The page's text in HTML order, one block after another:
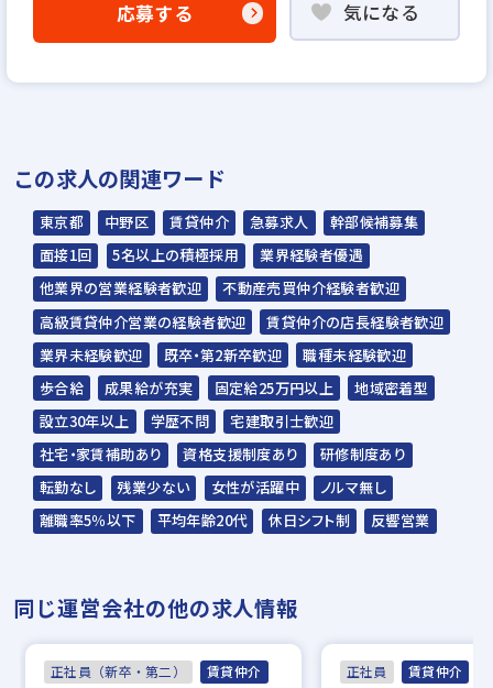
※ご応募から内定までの期間は、2週間～1ヶ
月を予定しています
野球部 テニス部 忘年表彰式
応募する 気になる
この求人の関連ワード
東京都 中野区 賃貸仲介 急募求人
幹部候補募集
面接1回
5名以上の積極採用
業界経験者優遇
他業界の営業経験者歓迎
不動産売買仲介経験者歓迎
高級賃貸仲介営業の経験者歓迎
賃貸仲介の店長経験者歓迎
業界未経験歓迎
既卒・第2新卒歓迎
職種未経験歓迎
歩合給
成果給が充実 固定給25万円以上
地域密着型
設立30年以上
学歴不問
宅建取引士歓迎
社宅・家賃補助あり
資格支援制度あり
研修制度あり
転勤なし
残業少ない 女性が活躍中
ノルマ無し
離職率5％以下
平均年齢20代 休日シフト制 反響営業
同じ運営会社の他の求人情報
正社員（新卒・第二） 賃貸仲介 正社員 賃貸仲介